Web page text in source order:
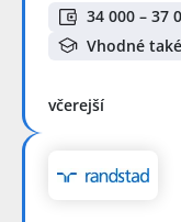
34 000 – 37
Vhodné
včerejší